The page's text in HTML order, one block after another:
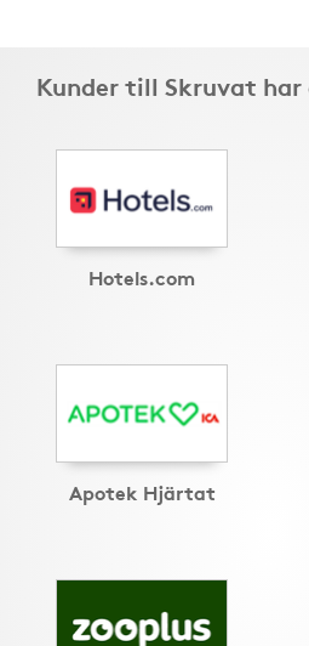
Kunder till Skruvat
Hotels.com
Apotek Hjärtat